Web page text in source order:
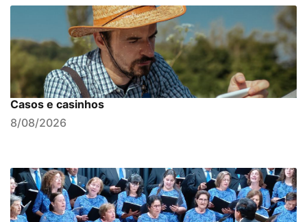
Casos e casinhos
8/08/2026